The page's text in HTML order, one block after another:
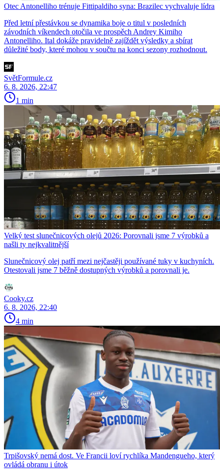
Otec Antonelliho trénuje Fittipaldiho syna: Brazilec vychvaluje lídra
Před letní přestávkou se dynamika boje o titul v posledních
závodních víkendech otočila ve prospěch Andrey Kimiho
Antonelliho. Ital dokáže pravidelně zajíždět výsledky a sbírat
důležité body, které mohou v součtu na konci sezony rozhodnout.
SvětFormule.cz
6. 8. 2026, 22:47
1 min
Velký test slunečnicových olejů 2026: Porovnali jsme 7 výrobků a
našli ty nejkvalitnější
Slunečnicový olej patří mezi nejčastěji používané tuky v kuchyních.
Otestovali jsme 7 běžně dostupných výrobků a porovnali je.
Cooky.cz
6. 8. 2026, 22:40
4 min
Trpišovský nemá dost. Ve Francii loví rychlíka Mandengueho, který
ovládá obranu i útok